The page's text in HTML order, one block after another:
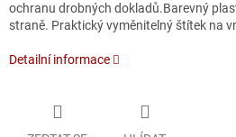
ochranu drobných dokladů.Barevný
straně. Praktický vyměnitelný štítek na
Detailní informace